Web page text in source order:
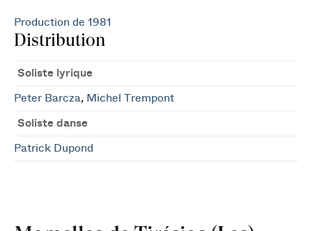
Production de 1981
Distribution
Soliste lyrique
Peter Barcza, Michel Trempont
Soliste danse
Patrick Dupond